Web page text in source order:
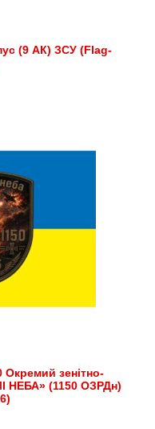
(9 АК) ЗСУ (Flag-
Окремий зенітно-
НЕБА» (1150 ОЗРДн)